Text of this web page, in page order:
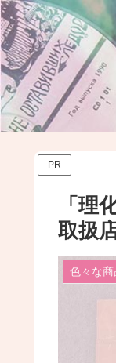
PR
「理
取扱
色々な商